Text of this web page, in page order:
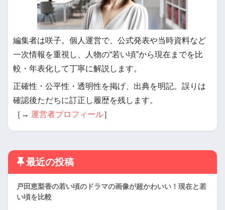
編集者は咲子。個人運営で、公式発表や当時資料など
一次情報を重視し、人物の“若い頃”から現在までを比
較・年表化して丁寧に解説します。
正確性・公平性・透明性を掲げ、出典を明記。誤りは
確認後ただちに訂正し履歴を残します。
［→ 運営者プロフィール］
最近の投稿
戸田恵梨香の若い頃のドラマの画像が超かわいい！現在と若
い頃を比較